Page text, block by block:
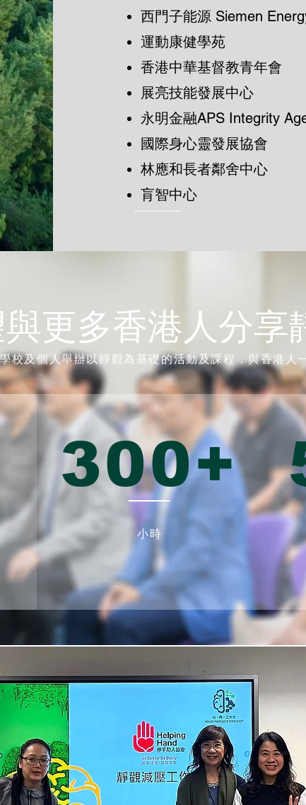
西門子能源 Siemen
運動康健學苑
香港中華基督教青年會
展亮技能發展中心
永明金融APS Integrity
國際身心靈發展協會
林應和長者鄰舍中心
肓智中心
更多香港人分享
校及個人舉辦以靜觀為基礎的活動及課程，與香港人
300+
小時